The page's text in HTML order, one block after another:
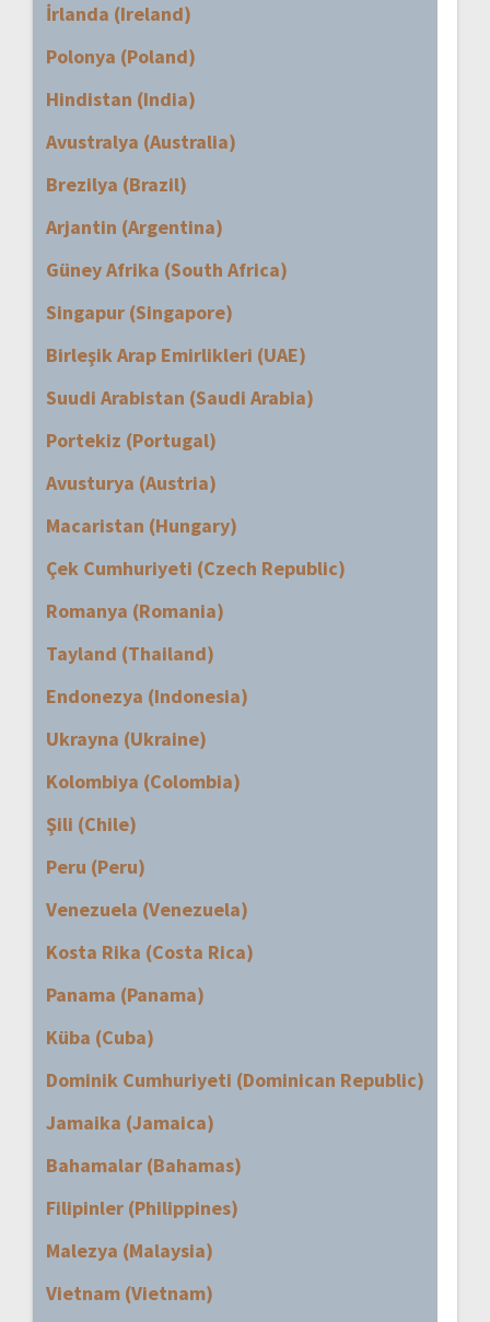
İrlanda (Ireland)
Polonya (Poland)
Hindistan (India)
Avustralya (Australia)
Brezilya (Brazil)
Arjantin (Argentina)
Güney Afrika (South Africa)
Singapur (Singapore)
Birleşik Arap Emirlikleri (UAE)
Suudi Arabistan (Saudi Arabia)
Portekiz (Portugal)
Avusturya (Austria)
Macaristan (Hungary)
Çek Cumhuriyeti (Czech Republic)
Romanya (Romania)
Tayland (Thailand)
Endonezya (Indonesia)
Ukrayna (Ukraine)
Kolombiya (Colombia)
Şili (Chile)
Peru (Peru)
Venezuela (Venezuela)
Kosta Rika (Costa Rica)
Panama (Panama)
Küba (Cuba)
Dominik Cumhuriyeti (Dominican Republic)
Jamaika (Jamaica)
Bahamalar (Bahamas)
Filipinler (Philippines)
Malezya (Malaysia)
Vietnam (Vietnam)